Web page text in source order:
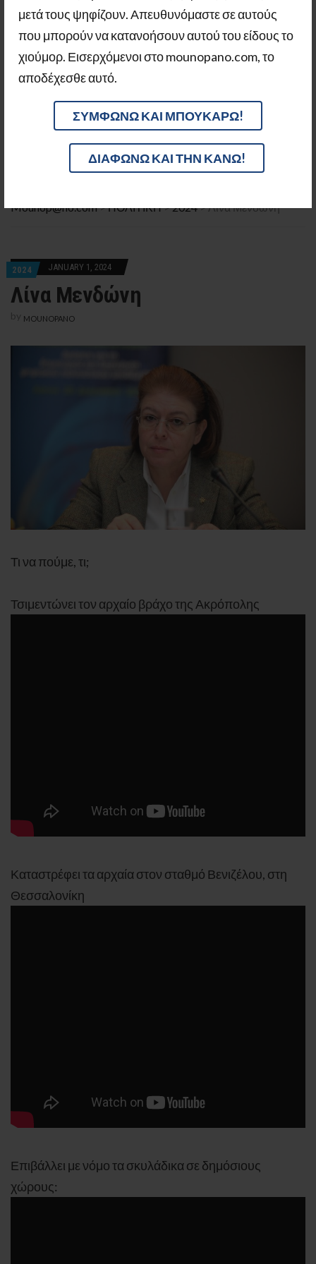
μετά τους ψηφίζουν. Απευθυνόμαστε σε αυτούς
που μπορούν να κατανοήσουν αυτού του είδους το
χιούμορ. Εισερχόμενοι στο mounopano.com, το
αποδέχεσθε αυτό.
ΣΥΜΦΩΝΩ ΚΑΙ ΜΠΟΥΚΑΡΩ!
ΔΙΑΦΩΝΩ ΚΑΙ ΤΗΝ ΚΑΝΩ!
MENU
ΛΊΝΑ ΜΕΝΔΏΝΗ
ΤΆΣΟΣ ΜΠΑΚΑΣΈΤΑΣ
ΠΑΝΑΓΙΏΤΗΣ ΦΑΣΟΎΛΑΣ
Mounop@no.com>ΠΟΛΙΤΙΚΗ>2024>Λίνα Μενδώνη
2024 JANUARY 1, 2024
Λίνα Μενδώνη
MOUNOPANO
Τι να πούμε, τι;
Τσιμεντώνει τον αρχαίο βράχο της Ακρόπολης
Καταστρέφει τα αρχαία στον σταθμό Βενιζέλου, στη
Θεσσαλονίκη
Επιβάλλει με νόμο τα σκυλάδικα σε δημόσιους
χώρους: